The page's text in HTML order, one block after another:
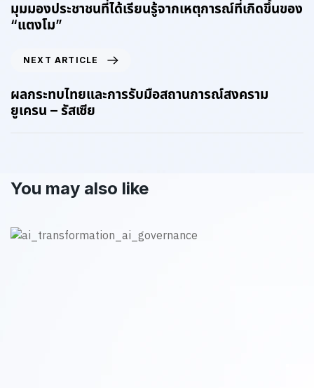
มุมมองประชาชนที่ได้เรียนรู้จากเหตุการณ์ที่เกิดขึ้นของ
“แตงโม”
NEXT ARTICLE
ผลกระทบไทยและการรับมือสถานการณ์สงคราม
ยูเครน – รัสเซีย
You may also like